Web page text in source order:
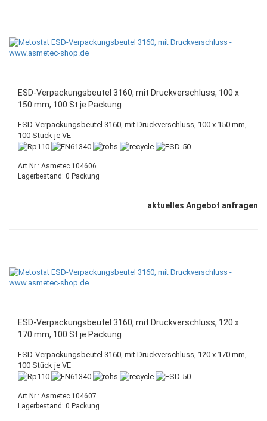
ESD-Verpackungsbeutel 3160, mit Druckverschluss, 100 x
150 mm, 100 St je Packung
ESD-Verpackungsbeutel 3160, mit Druckverschluss, 100 x 150 mm,
100 Stück je VE
Art.Nr.: Asmetec 104606
Lagerbestand: 0 Packung
aktuelles Angebot anfragen
ESD-Verpackungsbeutel 3160, mit Druckverschluss, 120 x
170 mm, 100 St je Packung
ESD-Verpackungsbeutel 3160, mit Druckverschluss, 120 x 170 mm,
100 Stück je VE
Art.Nr.: Asmetec 104607
Lagerbestand: 0 Packung